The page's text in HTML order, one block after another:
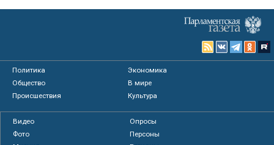
Политика
Экономика
Общество
В мире
Происшествия
Культура
Видео
Опросы
Фото
Персоны